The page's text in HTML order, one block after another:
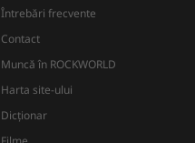
Întrebări frecvente
Contact
Muncă în ROCKWORLD
Harta site-ului
Dicţionar